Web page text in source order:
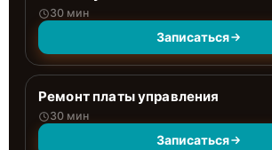
30 мин
Записаться
Ремонт платы управления
30 мин
Записаться